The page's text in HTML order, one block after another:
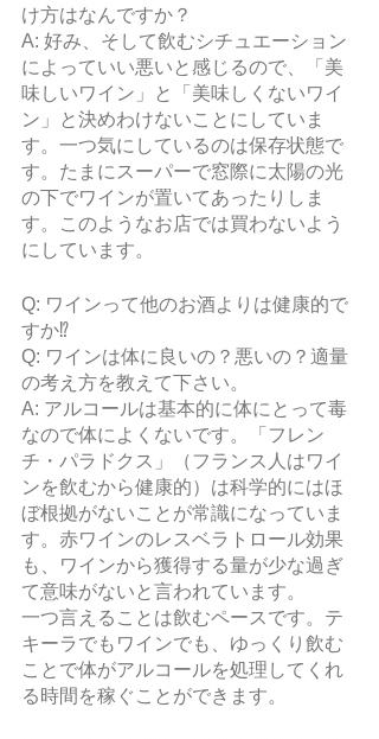
け方はなんですか？
A: 好み、そして飲むシチュエーション
によっていい悪いと感じるので、「美
味しいワイン」と「美味しくないワイ
ン」と決めわけないことにしていま
す。一つ気にしているのは保存状態で
す。たまにスーパーで窓際に太陽の光
の下でワインが置いてあったりしま
す。このようなお店では買わないよう
にしています。
Q: ワインって他のお酒よりは健康的で
すか⁉️
Q: ワインは体に良いの？悪いの？適量
の考え方を教えて下さい。
A: アルコールは基本的に体にとって毒
なので体によくないです。​​「フレン
チ・パラドクス」（フランス人はワイ
ンを飲むから健康的）は科学的にはほ
ぼ根拠がないことが常識になっていま
す。赤ワインのレスベラトロール効果
も、ワインから獲得する量が少な過ぎ
て意味がないと言われています。
一つ言えることは飲むペースです。テ
キーラでもワインでも、ゆっくり飲む
ことで体がアルコールを処理してくれ
る時間を稼ぐことができます。